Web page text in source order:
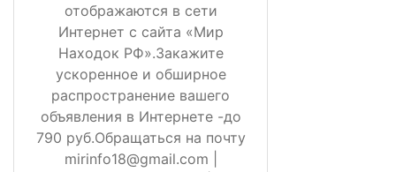
отображаются в сети
Интернет с сайта «Мир
Находок РФ».Закажите
ускоренное и обширное
распространение вашего
объявления в Интернете -до
790 руб.Обращаться на почту
mirinfo18@gmail.com |